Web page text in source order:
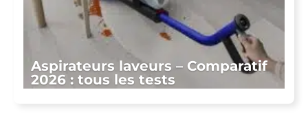
Aspirateurs laveurs – Comparatif
2026 : tous les tests